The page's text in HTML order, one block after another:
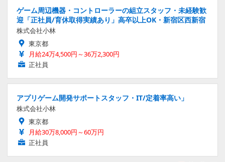
ゲーム周辺機器・コントローラーの組立スタッフ・未経験歓
迎「正社員/育休取得実績あり」高卒以上OK・新宿区西新宿
株式会社小林
東京都
月給24万4,500円～36万2,300円
正社員
アプリゲーム開発サポートスタッフ・IT/定着率高い」
株式会社小林
東京都
月給30万8,000円～60万円
正社員